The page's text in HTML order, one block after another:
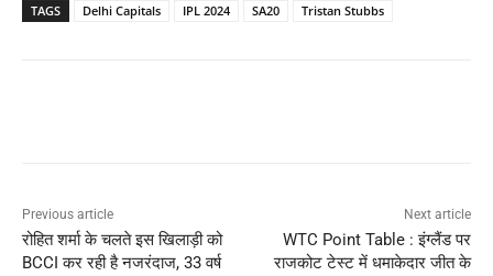
TAGS Delhi Capitals IPL 2024 SA20 Tristan Stubbs
Previous article
रोहित शर्मा के चलते इस खिलाड़ी को
BCCI कर रही है नजरंदाज, 33 वर्ष
Next article
WTC Point Table : इंग्लैंड पर
राजकोट टेस्ट में धमाकेदार जीत के